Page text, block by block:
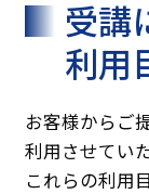
受講
利用
お客様からご
利用させてい
これらの利用